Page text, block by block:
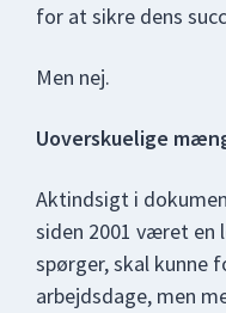
for at sikre dens
Men nej.
Uoverskuelige
Aktindsigt i
siden 2001 været
spørger, skal kunne
arbejdsdage, men